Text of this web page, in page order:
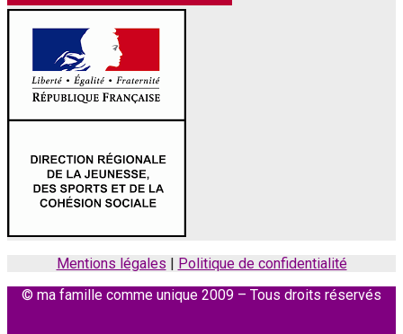
Mentions légales | Politique de confidentialité
© ma famille comme unique 2009 – Tous droits réservés